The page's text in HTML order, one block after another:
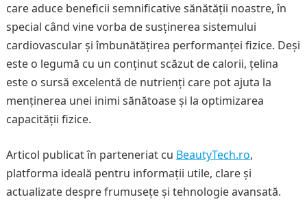
care aduce beneficii semnificative sănătății noastre, în
special când vine vorba de susținerea sistemului
cardiovascular și îmbunătățirea performanței fizice. Deși
este o legumă cu un conținut scăzut de calorii, țelina
este o sursă excelentă de nutrienți care pot ajuta la
menținerea unei inimi sănătoase și la optimizarea
capacității fizice.
Articol publicat în parteneriat cu BeautyTech.ro,
platforma ideală pentru informații utile, clare și
actualizate despre frumusețe și tehnologie avansată.